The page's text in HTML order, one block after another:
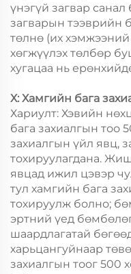
үнэгүй загвар санал
загварын тээврийн
төлнө (их хэмжээний
хөгжүүлэх төлбөр
хугацаа нь
Х: Хамгийн бага
Хариулт: Хэвийн
бага захиалгын тоо
захиалгын үйл явц,
тохируулагдана.
явцад ижил цэвэр
тул хамгийн бага
тохируулж болно;
эртний үед
шаардлагатай
харьцангуйнаар
захиалгын тоог 500